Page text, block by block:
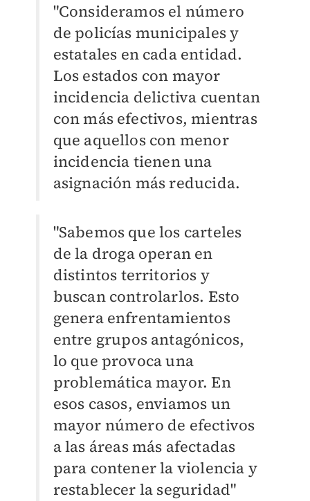
"Consideramos el número
de policías municipales y
estatales en cada entidad.
Los estados con mayor
incidencia delictiva cuentan
con más efectivos, mientras
que aquellos con menor
incidencia tienen una
asignación más reducida.
"Sabemos que los carteles
de la droga operan en
distintos territorios y
buscan controlarlos. Esto
genera enfrentamientos
entre grupos antagónicos,
lo que provoca una
problemática mayor. En
esos casos, enviamos un
mayor número de efectivos
a las áreas más afectadas
para contener la violencia y
restablecer la seguridad"